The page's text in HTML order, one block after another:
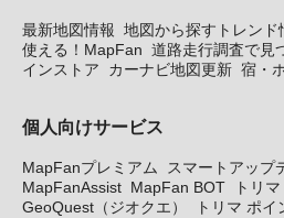
最新地図情報 地図から探すトレンド
使える！MapFan 道路走行調査で見
インストア
カーナビ地図更新 宿・
個人向けサービス
MapFanプレミアム
スマートアップ
MapFanAssist MapFan BOT トリマ
GeoQuest（ジオクエ）
トリマ ポイ